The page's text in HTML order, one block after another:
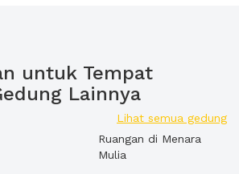
untuk Tempat
Lainnya
Lihat semua gedung
Ruangan di Menara
Mulia